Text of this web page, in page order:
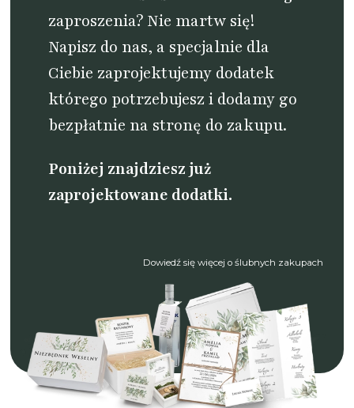
zaproszenia? Nie martw się!
Napisz do nas, a specjalnie dla
Ciebie zaprojektujemy dodatek
którego potrzebujesz i dodamy go
bezpłatnie na stronę do zakupu.
Poniżej znajdziesz już
zaprojektowane dodatki.
Dowiedź się więcej o ślubnych zakupach